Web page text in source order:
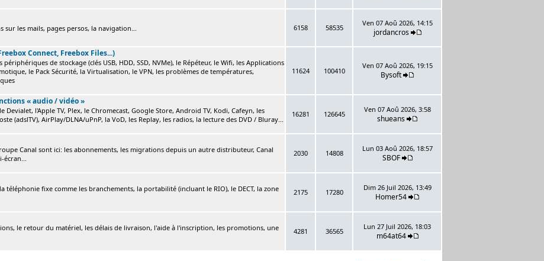
sur les mails, pages persos, la navigation... 6158 58535
Ven 07 Aoû 2026, 14:15
jordancros
Connect, Freebox Files...)
périphériques de stockage (clés USB, HDD, SSD, NVMe), le Répéteur, le Wifi, les Applications
le Pack Sécurité, la Virtualisation, le VPN, les problèmes de températures,
11624 100410
Ven 07 Aoû 2026, 19:15
Bysoft
« audio / vidéo »
Devialet, l'Apple TV, Plex, le Chromecast, Google Store, Android TV, Kodi, Cafeyn, les
(adslTV), AirPlay/DLNA/uPnP, la VoD, les Replay, les radios, la lecture des DVD / Bluray...
16281 126645
Ven 07 Aoû 2026, 3:58
shueans
Canal sont ici: les abonnements, les migrations depuis un autre distributeur, Canal
écran...
2030 14808
Lun 03 Aoû 2026, 18:57
SBOF
téléphonie fixe comme les branchements, la portabilité (incluant le RIO), le DECT, la zone
2175 17280
Dim 26 Juil 2026, 13:49
Homer54
le retour du matériel, les délais de livraison, l'aide à l'inscription, les promotions, une
4281 36565
Lun 27 Juil 2026, 18:03
m64at64